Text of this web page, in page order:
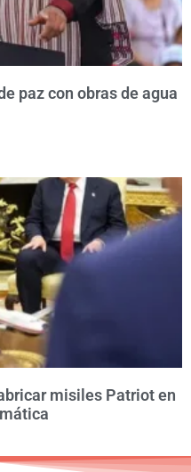
paz con obras de agua
misiles Patriot en